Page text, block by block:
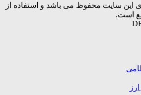
این سایت محفوظ می باشد و استفاده از
است.